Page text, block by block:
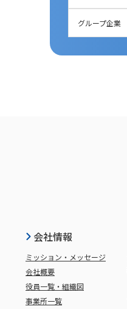
グループ企業
会社情報
ミッション・メッセージ
会社概要
役員一覧・組織図
事業所一覧